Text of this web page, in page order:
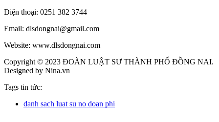
Điện thoại: 0251 382 3744
Email: dlsdongnai@gmail.com
Website: www.dlsdongnai.com
Copyright © 2023 ĐOÀN LUẬT SƯ THÀNH PHỐ ĐỒNG NAI.
Designed by Nina.vn
Tags tin tức:
danh sach luat su no doan phi